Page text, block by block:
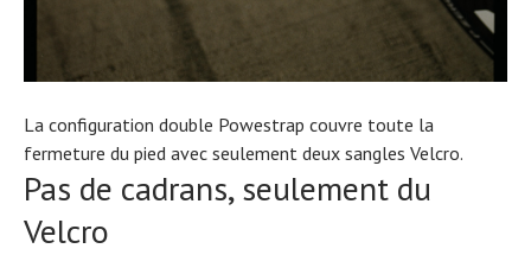
La configuration double Powestrap couvre toute la
fermeture du pied avec seulement deux sangles Velcro.
Pas de cadrans, seulement du
Velcro